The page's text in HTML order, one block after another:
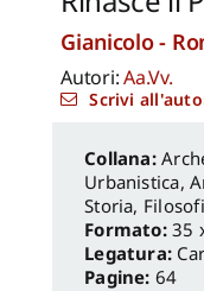
Gianicolo -
Autori:Aa.Vv.
Scrivi
Urbanistica,
Storia,
Formato:35
Legatura:
Pagine: 64